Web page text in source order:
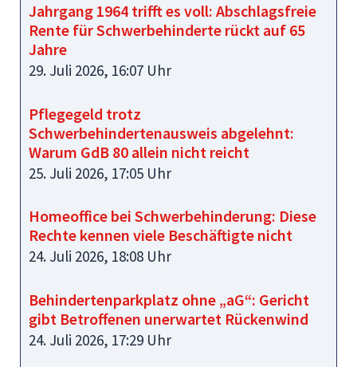
Jahrgang 1964 trifft es voll: Abschlagsfreie
Rente für Schwerbehinderte rückt auf 65
Jahre
29. Juli 2026, 16:07 Uhr
Pflegegeld trotz
Schwerbehindertenausweis abgelehnt:
Warum GdB 80 allein nicht reicht
25. Juli 2026, 17:05 Uhr
Homeoffice bei Schwerbehinderung: Diese
Rechte kennen viele Beschäftigte nicht
24. Juli 2026, 18:08 Uhr
Behindertenparkplatz ohne „aG“: Gericht
gibt Betroffenen unerwartet Rückenwind
24. Juli 2026, 17:29 Uhr